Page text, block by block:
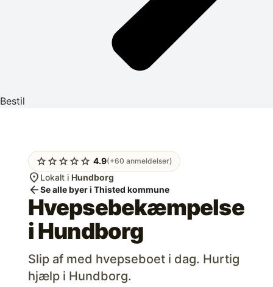
Bestil
starstarstarstarstar 4.9(+60 anmeldelser)
location_on Lokalt i Hundborg
arrow_backSe alle byer i Thisted kommune
Hvepsebekæmpelse
iHundborg
Slip af med hvepseboet i dag. Hurtig
hjælp i Hundborg.